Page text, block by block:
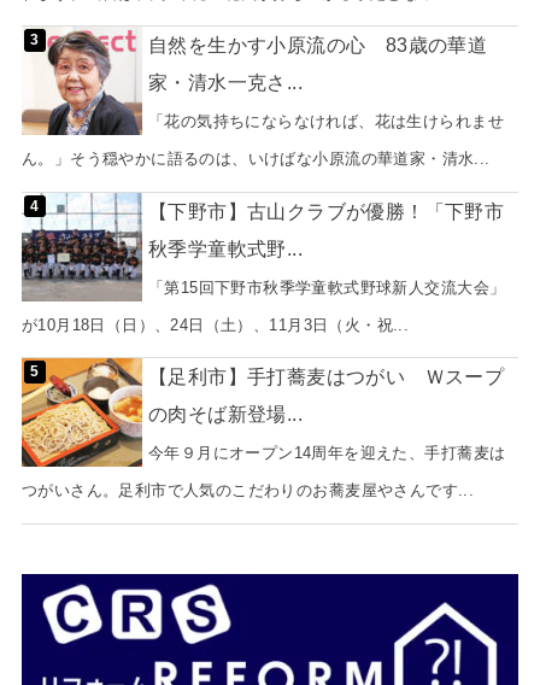
自然を生かす小原流の心 83歳の華道
家・清水一克さ...
「花の気持ちにならなければ、花は生けられませ
ん。」そう穏やかに語るのは、いけばな小原流の華道家・清水...
【下野市】古山クラブが優勝！「下野市
秋季学童軟式野...
「第15回下野市秋季学童軟式野球新人交流大会」
が10月18日（日）、24日（土）、11月3日（火・祝...
【足利市】手打蕎麦はつがい Ｗスープ
の肉そば新登場...
今年９月にオープン14周年を迎えた、手打蕎麦は
つがいさん。足利市で人気のこだわりのお蕎麦屋やさんです...